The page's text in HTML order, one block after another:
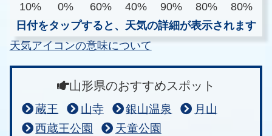
10%
0% 60% 40% 90% 80%
80%
日付をタップすると、天気の詳細が表示されます
天気アイコンの意味について
山形県のおすすめスポット
蔵王 山寺 銀山温泉
月山
西蔵王公園
天童公園